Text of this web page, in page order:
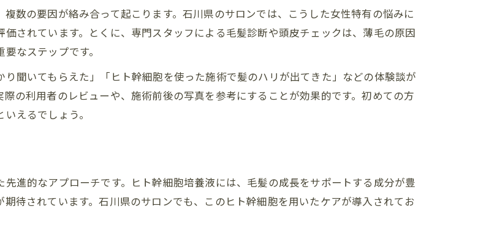
アで注目のヒト幹細胞導入の利点
の薄毛サロンが信頼される科学的根拠
る石川の女性向け薄毛サロン最新事情
用薄毛サロンの最新トレンド事情
で人気の薄毛ケアサービスを徹底解説
女性なら知っておきたいヒト幹細胞の力
細胞が女性の薄毛に与える効果とは
数の要因が絡み合って起こります。石川県のサロンでは、こうした女性特有の悩みに
されています。とくに、専門スタッフによる毛髪診断や頭皮チェックは、薄毛の原因
なステップです。
聞いてもらえた」「ヒト幹細胞を使った施術で髪のハリが出てきた」などの体験談が
の利用者のレビューや、施術前後の写真を参考にすることが効果的です。初めての方
えるでしょう。
進的なアプローチです。ヒト幹細胞培養液には、毛髪の成長をサポートする成分が豊
待されています。石川県のサロンでも、このヒト幹細胞を用いたケアが導入されてお